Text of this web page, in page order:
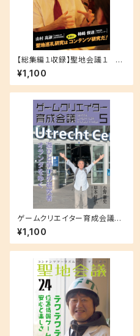
【総集編１収録】聖地会議１ 山
村高淑（北海道大学観光学部教
授）「―聖地巡礼研究はコンテン
ツ研究だ！―」
¥1,100
ゲームクリエイター育成会議
５ 岸本好弘（遊びと学び研究
所）遊びと学びの研究者 オラン
ダをゆく
¥1,100